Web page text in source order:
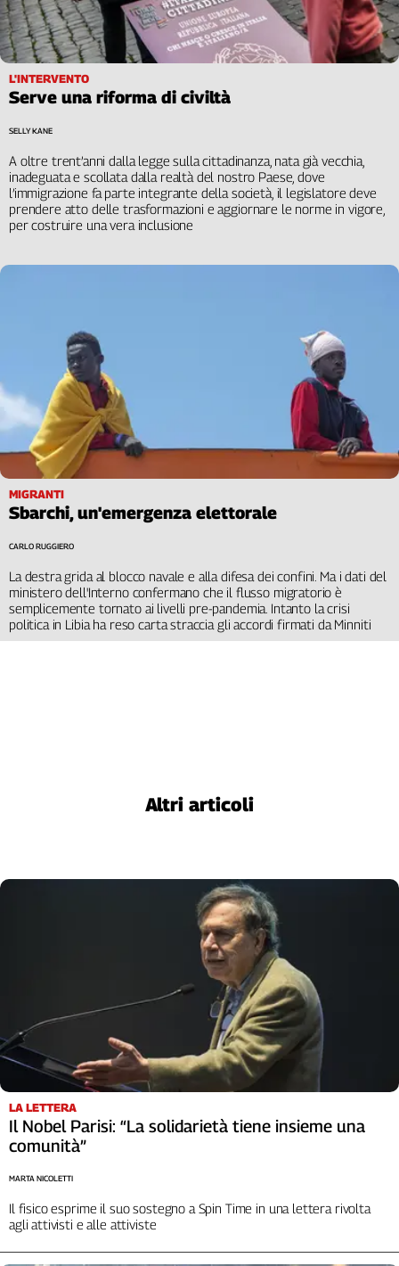
L'INTERVENTO
Serve una riforma di civiltà
A oltre trent’anni dalla legge sulla cittadinanza, nata già vecchia,
inadeguata e scollata dalla realtà del nostro Paese, dove
l’immigrazione fa parte integrante della società, il legislatore deve
prendere atto delle trasformazioni e aggiornare le norme in vigore,
per costruire una vera inclusione
SELLY KANE
MIGRANTI
Sbarchi, un'emergenza elettorale
La destra grida al blocco navale e alla difesa dei confini. Ma i dati del
ministero dell'Interno confermano che il flusso migratorio è
semplicemente tornato ai livelli pre-pandemia. Intanto la crisi
politica in Libia ha reso carta straccia gli accordi firmati da Minniti
CARLO RUGGIERO
Altri articoli
LA LETTERA
Il Nobel Parisi: “La solidarietà tiene insieme una
comunità”
Il fisico esprime il suo sostegno a Spin Time in una lettera rivolta
agli attivisti e alle attiviste
MARTA NICOLETTI